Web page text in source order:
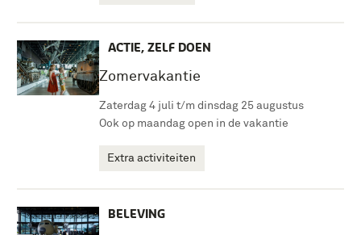
ACTIE, ZELF DOEN
Zomervakantie
Zaterdag 4 juli t/m dinsdag 25 augustus
Ook op maandag open in de vakantie
Extra activiteiten
BELEVING